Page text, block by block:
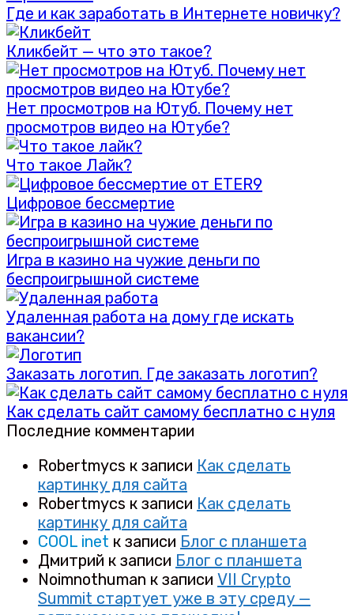
Где и как заработать в Интернете новичку?
Кликбейт — что это такое?
Нет просмотров на Ютуб. Почему нет
просмотров видео на Ютубе?
Что такое Лайк?
Цифровое бессмертие
Игра в казино на чужие деньги по
беспроигрышной системе
Удаленная работа на дому где искать
вакансии?
Заказать логотип. Где заказать логотип?
Как сделать сайт самому бесплатно с нуля
Последние комментарии
Robertmycs к записи Как сделать
картинку для сайта
Robertmycs к записи Как сделать
картинку для сайта
COOL inet к записи Блог с планшета
Дмитрий к записи Блог с планшета
Noimnothuman к записи VII Crypto
Summit стартует уже в эту среду —